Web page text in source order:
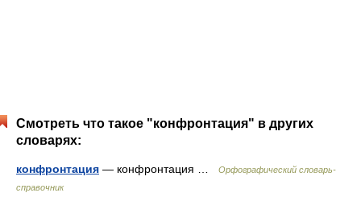
Смотреть что такое "конфронтация" в других
словарях:
конфронтация — конфронтация …
Орфографический словарь-
справочник